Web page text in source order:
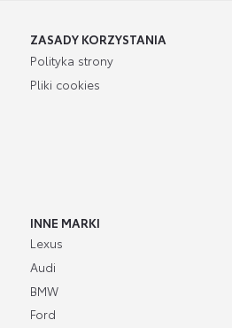
ZASADY KORZYSTANIA
Polityka strony
Pliki cookies
INNE MARKI
Lexus
Audi
BMW
Ford